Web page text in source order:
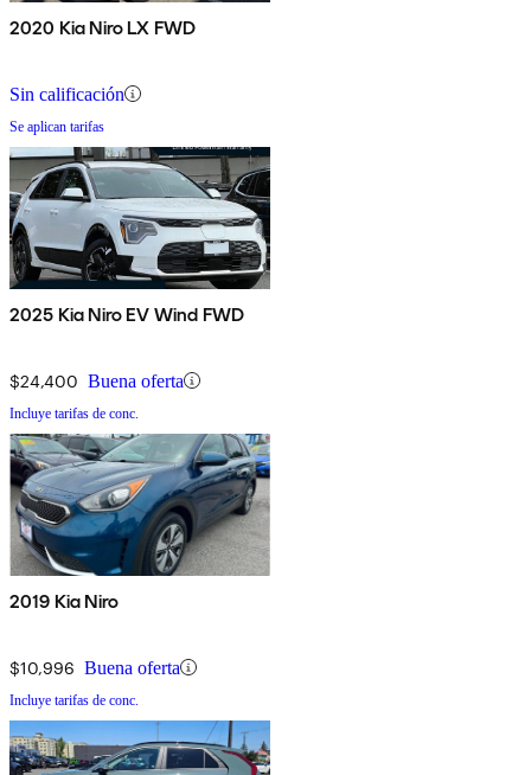
2020 Kia Niro LX FWD
Sin calificación
Se aplican tarifas
2025 Kia Niro EV Wind FWD
$24,400 Buena oferta
Incluye tarifas de conc.
2019 Kia Niro
$10,996 Buena oferta
Incluye tarifas de conc.